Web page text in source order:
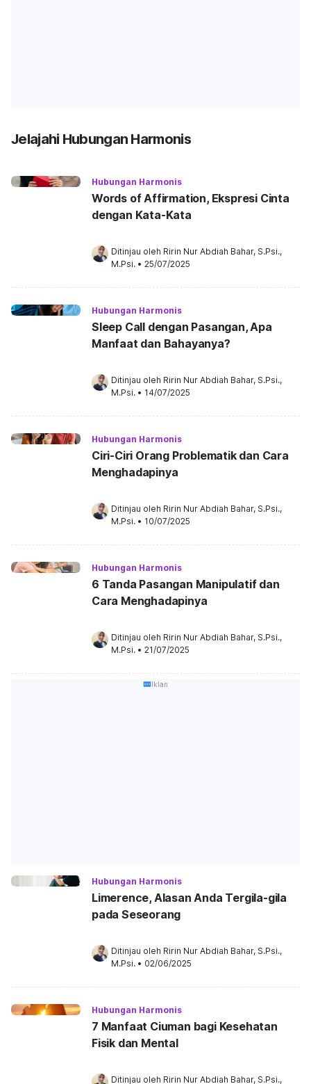
Jelajahi Hubungan Harmonis
Hubungan Harmonis
Words of Affirmation, Ekspresi Cinta
dengan Kata-Kata
Ditinjau oleh Ririn Nur Abdiah Bahar, S.Psi.,
M.Psi. • 25/07/2025
Hubungan Harmonis
Sleep Call dengan Pasangan, Apa
Manfaat dan Bahayanya?
Ditinjau oleh Ririn Nur Abdiah Bahar, S.Psi.,
M.Psi. • 14/07/2025
Hubungan Harmonis
Ciri-Ciri Orang Problematik dan Cara
Menghadapinya
Ditinjau oleh Ririn Nur Abdiah Bahar, S.Psi.,
M.Psi. • 10/07/2025
Hubungan Harmonis
6 Tanda Pasangan Manipulatif dan
Cara Menghadapinya
Ditinjau oleh Ririn Nur Abdiah Bahar, S.Psi.,
M.Psi. • 21/07/2025
Iklan
Hubungan Harmonis
Limerence, Alasan Anda Tergila-gila
pada Seseorang
Ditinjau oleh Ririn Nur Abdiah Bahar, S.Psi.,
M.Psi. • 02/06/2025
Hubungan Harmonis
7 Manfaat Ciuman bagi Kesehatan
Fisik dan Mental
Ditinjau oleh Ririn Nur Abdiah Bahar, S.Psi.,